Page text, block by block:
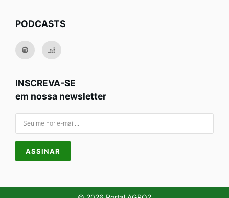
PODCASTS
INSCREVA-SE
em nossa newsletter